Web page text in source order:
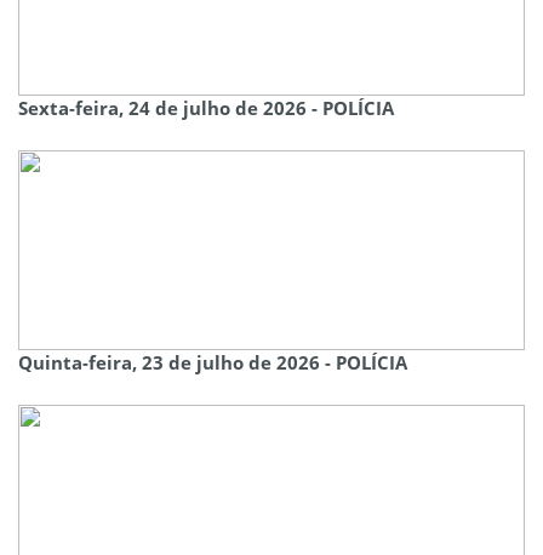
Sexta-feira, 24 de julho de 2026 - POLÍCIA
Quinta-feira, 23 de julho de 2026 - POLÍCIA